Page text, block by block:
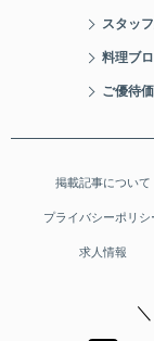
スタッ
料理ブ
ご優待
掲載記事について
プライバシーポリシ
求人情報